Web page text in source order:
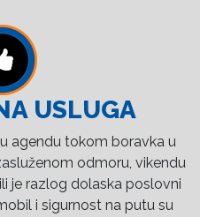
USLUGA
agendu tokom boravka u
odmoru, vikendu
je razlog dolaska poslovni
i sigurnost na putu su